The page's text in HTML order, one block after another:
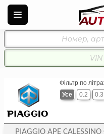
Фільтр по
Усе
0.2 0.3
PIAGGIO APE